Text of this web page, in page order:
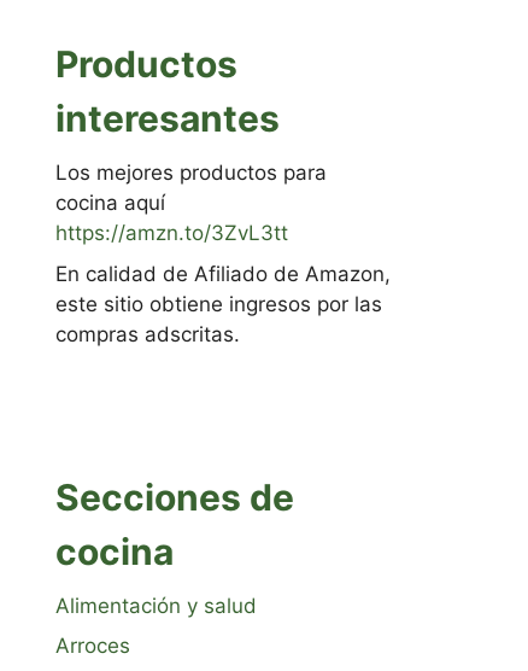
Productos
interesantes
Los mejores productos para
cocina aquí
https://amzn.to/3ZvL3tt
En calidad de Afiliado de Amazon,
este sitio obtiene ingresos por las
compras adscritas.
Secciones de
cocina
Alimentación y salud
Arroces